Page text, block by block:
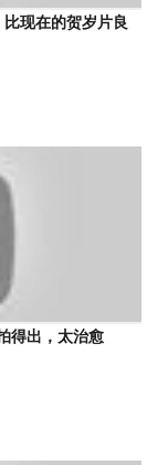
现在的贺岁片良
得出，太治愈